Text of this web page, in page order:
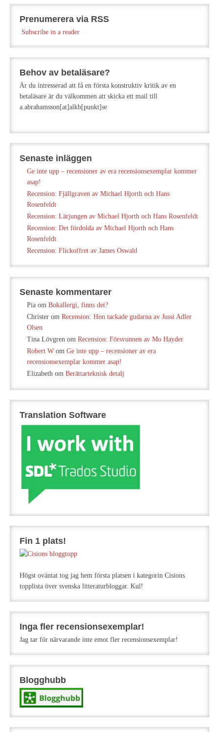
Prenumerera via RSS
Subscribe in a reader
Behov av betaläsare?
Är du intresserad att få en första konstruktiv kritik av en
betaläsare är du välkommen att skicka ett mail till
a.abrahamsson[at]alkb[punkt]se
Senaste inläggen
Ge inte upp – recensioner av era recensionsexemplar kommer
asap!
Recension: Fjällgraven av Michael Hjorth och Hans
Rosenfeldt
Recension: Lärjungen av Michael Hjorth och Hans Rosenfeldt
Recension: Det fördolda av Michael Hjorth och Hans
Rosenfeldt
Recension: Flickoffret av James Oswald
Senaste kommentarer
Pia om Bokallergi, finns det?
Christer om Recension: Hon tackade gudarna av Jussi Adler
Olsen
Tina Lövgren om Recension: Försvunnen av Mo Hayder
Robert W om Ge inte upp – recensioner av era
recensionsexemplar kommer asap!
Elizabeth om Berättarteknisk detalj
Translation Software
Fin 1 plats!
Högst oväntat tog jag hem första platsen i kategorin Cisions
topplista över svenska litteraturbloggar. Kul!
Inga fler recensionsexemplar!
Jag tar för närvarande inte emot fler recensionsexemplar!
Blogghubb